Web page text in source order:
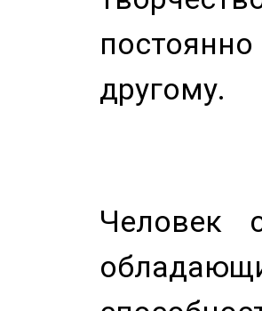
другому.
Человек